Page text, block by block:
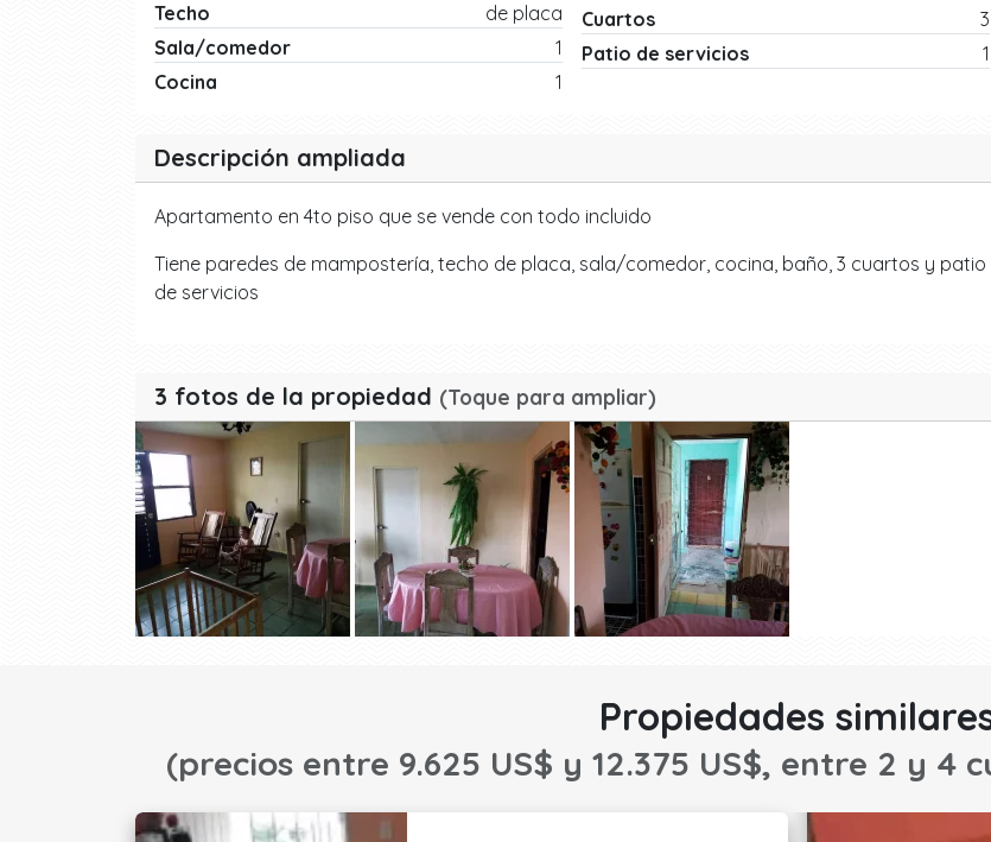
Techo
de placa
Sala/comedor
1
Cocina
1
Cuartos
3
Patio de servicios
1
Descripción ampliada
Apartamento en 4to piso que se vende con todo incluido
Tiene paredes de mampostería, techo de placa, sala/comedor, cocina, baño, 3 cuartos y patio
de servicios
3 fotos de la propiedad (Toque para ampliar)
Propiedades
(precios entre 9.625 US$ y 12.375 US$, entre 2 y 4